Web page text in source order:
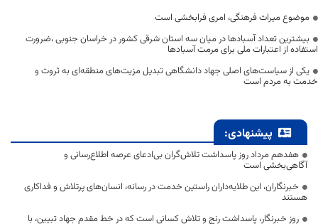
موضوع میراث فرهنگی، امری فرابخشی است
بیشترین تعداد آسبادها در میان سه استان شرقی کشور در خراسان جنوبی ،ضرورت
استفاده از اعتبارات ملی برای مرمت آسبادها
یکی از سیاست‌های اصلی جهاد دانشگاهی تبدیل مزیت‌های منطقه‌ای به ثروت و
خدمت به مردم است
پیشنهادی:
هفدهم مرداد روز پاسداشت تلاش‌گران بی‌ادعای عرصه اطلاع‌رسانی و
آگاهی‌بخشی است
خبرنگاران، این طلایه‌داران راستین خدمت در رسانه، انسان‌های پرتلاش و فداکاری
هستند
روز خبرنگار، پاسداشت رنج و تلاش کسانی است که در خط مقدم جهاد تبیین، با